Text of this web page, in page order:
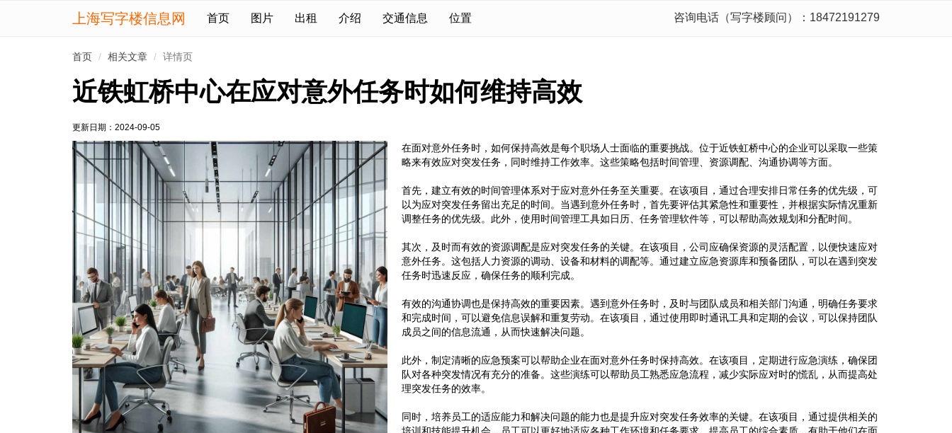
上海写字楼信息网 首页 图片 出租 介绍 交通信息 位置 咨询电话（写字楼顾问）：18472191279
首页 相关文章 详情页
近铁虹桥中心在应对意外任务时如何维持高效
更新日期：2024-09-05
在面对意外任务时，如何保持高效是每个职场人士面临的重要挑战。位于近铁虹桥中心的企业可以采取一些策
略来有效应对突发任务，同时维持工作效率。这些策略包括时间管理、资源调配、沟通协调等方面。
首先，建立有效的时间管理体系对于应对意外任务至关重要。在该项目，通过合理安排日常任务的优先级，可
以为应对突发任务留出充足的时间。当遇到意外任务时，首先要评估其紧急性和重要性，并根据实际情况重新
调整任务的优先级。此外，使用时间管理工具如日历、任务管理软件等，可以帮助高效规划和分配时间。
其次，及时而有效的资源调配是应对突发任务的关键。在该项目，公司应确保资源的灵活配置，以便快速应对
意外任务。这包括人力资源的调动、设备和材料的调配等。通过建立应急资源库和预备团队，可以在遇到突发
任务时迅速反应，确保任务的顺利完成。
有效的沟通协调也是保持高效的重要因素。遇到意外任务时，及时与团队成员和相关部门沟通，明确任务要求
和完成时间，可以避免信息误解和重复劳动。在该项目，通过使用即时通讯工具和定期的会议，可以保持团队
成员之间的信息流通，从而快速解决问题。
此外，制定清晰的应急预案可以帮助企业在面对意外任务时保持高效。在该项目，定期进行应急演练，确保团
队对各种突发情况有充分的准备。这些演练可以帮助员工熟悉应急流程，减少实际应对时的慌乱，从而提高处
理突发任务的效率。
同时，培养员工的适应能力和解决问题的能力也是提升应对突发任务效率的关键。在该项目，通过提供相关的